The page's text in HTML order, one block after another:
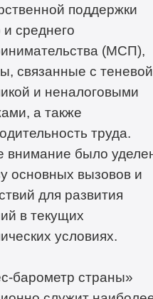
поддержки
и среднего
(МСП),
связанные с теневой
и неналоговыми
а также
труда.
внимание было
основных вызовов и
для развития
в текущих
условиях.
барометр страны»